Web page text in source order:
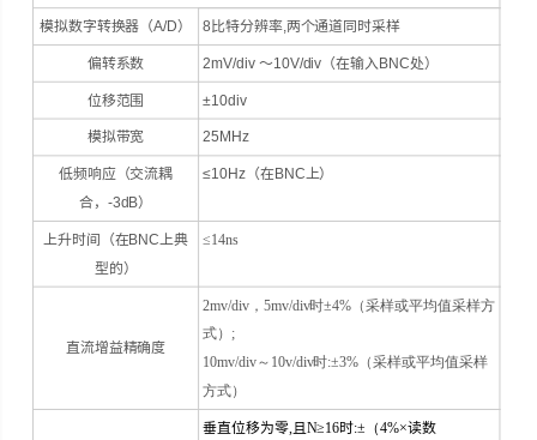
模拟数字转换器（A/D） 8比特分辨率,两个通道同时采样
偏转系数 2mV/div ～10V/div（在输入BNC处）
位移范围 ±10div
模拟带宽 25MHz
低频响应（交流耦
合，-3dB）
≤10Hz（在BNC上）
上升时间（在BNC上典
型的）
≤14ns
直流增益精确度
2mv/div，5mv/div时±4%（采样或平均值采样方
式）;
10mv/div～10v/div时:±3%（采样或平均值采样
方式）
垂直位移为零,且 N≥16时:±（4%×读数